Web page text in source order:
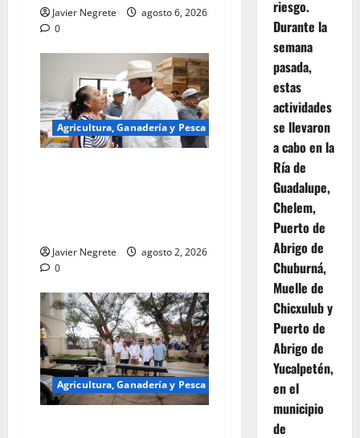
Javier Negrete
agosto 6, 2026
0
Agricultura, Ganadería y Pesca
Javier Negrete
agosto 2, 2026
0
Agricultura, Ganadería y Pesca
riesgo.
Durante la
semana
pasada,
estas
actividades
se llevaron
a cabo en la
Ría de
Guadalupe,
Chelem,
Puerto de
Abrigo de
Chuburná,
Muelle de
Chicxulub y
Puerto de
Abrigo de
Yucalpetén,
en el
municipio
de